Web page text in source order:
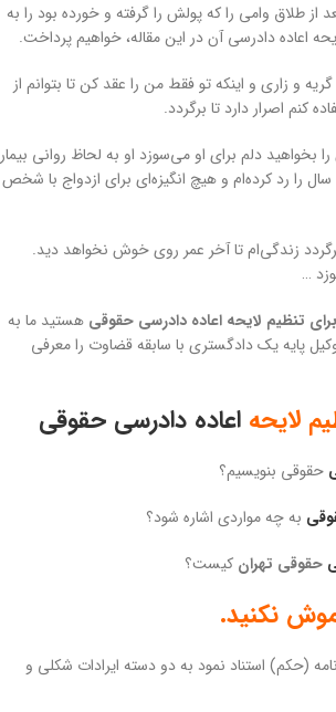
از طلاق وامی را که پولش را گرفته و خورده بود را به
اعاده دادرسی آن در این مقاله، خواهیم پرداخت.
گریه و زاری و اینکه تو فقط من را عقد کن تا بتوانم از
کنم اصرار دارد تا برگردد.
بخواهید دلم برای او می‌سوزد او به لحاظ روانی بیمار
رد کرده‌ام و هیچ انگیزه‌ای برای ازدواج با شخص
زندگی‌ام تا آخر عمر روی خوش نخواهد دید.
…
برای تنظیم لایحه اعاده دادرسی حقوقی هستید ما به
پایه یک دادگستری با سابقه قضاوت را معرفی
لایحه اعاده دادرسی حقوقی
حقوقی بنویسیم؟
به چه مواردی اشاره شود؟
حقوقی تهران کیست؟
نکنید.
(حکم) استناد نمود به دو دسته ایرادات شکلی و